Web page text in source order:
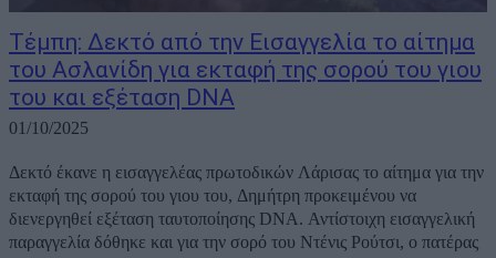
Τέμπη: Δεκτό από την Εισαγγελία το αίτημα
του Ασλανίδη για εκταφή της σορού του γιου
του και εξέταση DNA
01/10/2025
Δεκτό έκανε η εισαγγελέας πρωτοδικών Λάρισας το αίτημα για την
εκταφή της σορού του γιου του, Δημήτρη προκειμένου να
διενεργηθεί εξέταση ταυτοποίησης DNA. Αντίστοιχη εισαγγελική
παραγγελία δόθηκε και για την σορό του Ντένις Ρούτσι, ο πατέρας